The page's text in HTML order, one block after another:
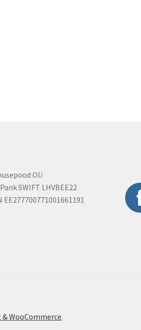
OÜ
SWIFT LHVBEE22
EE277700771001661191
WooCommerce.